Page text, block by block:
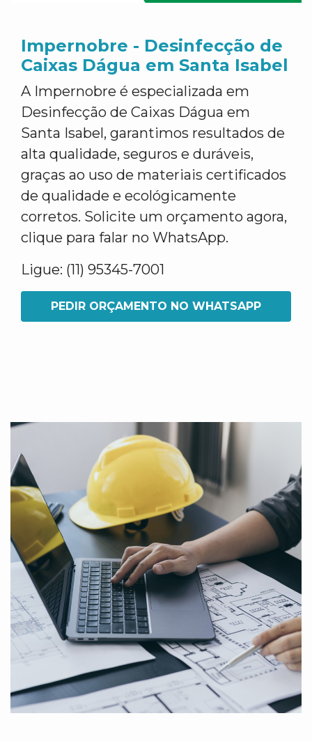
Impernobre - Desinfecção de
Caixas Dágua em Santa Isabel
A Impernobre é especializada em
Desinfecção de Caixas Dágua em
Santa Isabel, garantimos resultados de
alta qualidade, seguros e duráveis,
graças ao uso de materiais certificados
de qualidade e ecológicamente
corretos. Solicite um orçamento agora,
clique para falar no WhatsApp.
Ligue: (11) 95345-7001
PEDIR ORÇAMENTO NO WHATSAPP